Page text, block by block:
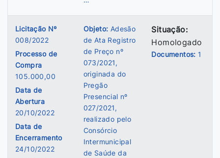
Licitação Nº
008/2022
Processo de
Compra
105.000,00
Data de
Abertura
20/10/2022
Data de
Encerramento
24/10/2022
Objeto: Adesão
de Ata Registro
de Preço nº
073/2021,
originada do
Pregão
Presencial nº
027/2021,
realizado pelo
Consórcio
Intermunicipal
de Saúde da
Situação:
Homologado
Documentos: 1